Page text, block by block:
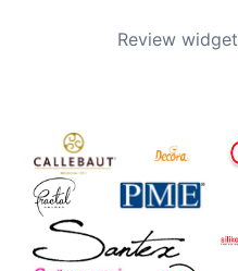
Review widget